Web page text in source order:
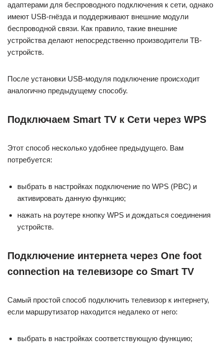
адаптерами для беспроводного подключения к сети, однако
имеют USB-гнёзда и поддерживают внешние модули
беспроводной связи. Как правило, такие внешние
устройства делают непосредственно производители ТВ-
устройств.
После установки USB-модуля подключение происходит
аналогично предыдущему способу.
Подключаем Smart TV к Сети через WPS
Этот способ несколько удобнее предыдущего. Вам
потребуется:
выбрать в настройках подключение по WPS (PBC) и
активировать данную функцию;
нажать на роутере кнопку WPS и дождаться соединения
устройств.
Подключение интернета через One foot
connection на телевизоре со Smart TV
Самый простой способ подключить телевизор к интернету,
если маршрутизатор находится недалеко от него:
выбрать в настройках соответствующую функцию;